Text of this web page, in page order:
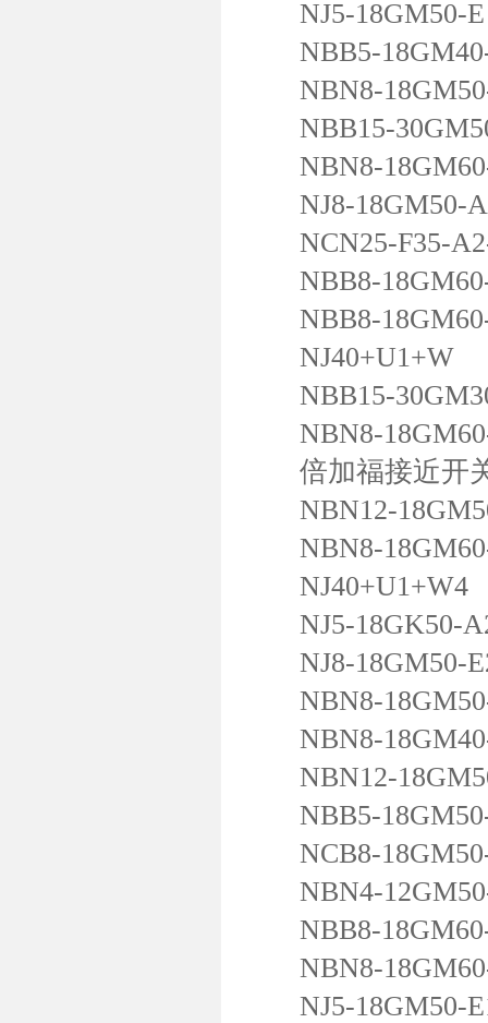
NJ5-18GM50-E
NBB5-
NBN8-
NBB15-
NBN8-
NJ8-18GM50-
NCN25-F35-
NBB8-
NBB8-
NJ40+U1+W
NBB15-
NBN8-
倍加福接近开
NBN12-
NBN8-
NJ40+U1+W4
NJ5-18GK50-
NJ8-18GM50-
NBN8-
NBN8-
NBN12-
NBB5-
NCB8-
NBN4-
NBB8-
NBN8-
NJ5-18GM50-